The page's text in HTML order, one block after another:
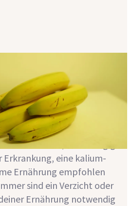
achten solltest
sind zwei
bei chronischer
oft zur Sprache kommen.
Menschen mit
oft, unabhängig
Erkrankung, eine kalium-
Ernährung empfohlen
sind ein Verzicht oder
Ernährung notwendig